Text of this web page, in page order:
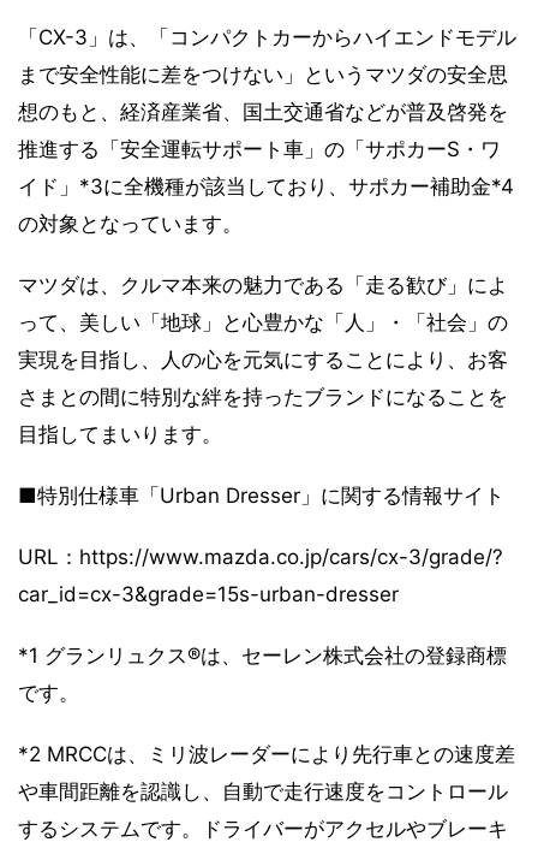
「CX-3」は、「コンパクトカーからハイエンドモデル
まで安全性能に差をつけない」というマツダの安全思
想のもと、経済産業省、国土交通省などが普及啓発を
推進する「安全運転サポート車」の「サポカーS・ワ
イド」*3に全機種が該当しており、サポカー補助金*4
の対象となっています。
マツダは、クルマ本来の魅力である「走る歓び」によ
って、美しい「地球」と心豊かな「人」・「社会」の
実現を目指し、人の心を元気にすることにより、お客
さまとの間に特別な絆を持ったブランドになることを
目指してまいります。
■特別仕様車「Urban Dresser」に関する情報サイト
URL：https://www.mazda.co.jp/cars/cx-3/grade/?
car_id=cx-3&grade=15s-urban-dresser
*1 グランリュクス®は、セーレン株式会社の登録商標
です。
*2 MRCCは、ミリ波レーダーにより先行車との速度差
や車間距離を認識し、自動で走行速度をコントロール
するシステムです。ドライバーがアクセルやブレーキ